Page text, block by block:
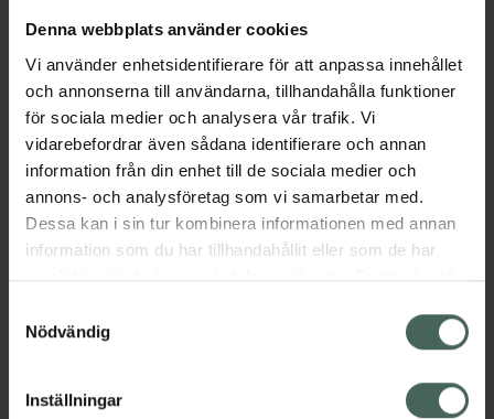
Denna webbplats använder cookies
Vi använder enhetsidentifierare för att anpassa innehållet
och annonserna till användarna, tillhandahålla funktioner
för sociala medier och analysera vår trafik. Vi
vidarebefordrar även sådana identifierare och annan
information från din enhet till de sociala medier och
annons- och analysföretag som vi samarbetar med.
Dessa kan i sin tur kombinera informationen med annan
information som du har tillhandahållit eller som de har
samlat in när du har använt deras tjänster. Samtycke till
återkalla ditt samtycke via webbplatsens
cookieinställningar. Ett återkallat samtycke påverkar inte
lagligheten av behandling som skett innan återkallelsen.
Nödvändig
Inställningar
inget kan hålla dig tillbaka. Ger kompression
och motverkar stelhet i leder och muskler,
ömhet och svullnad. Upplev komforten och
stödet från våra avancerade
kompressionsärmar. Ventilerande,
fuktavledande, mjukt material,
fyrvägsstretch.
LARGE / EXTRA LARGE - 22.8 – 25.4 cm